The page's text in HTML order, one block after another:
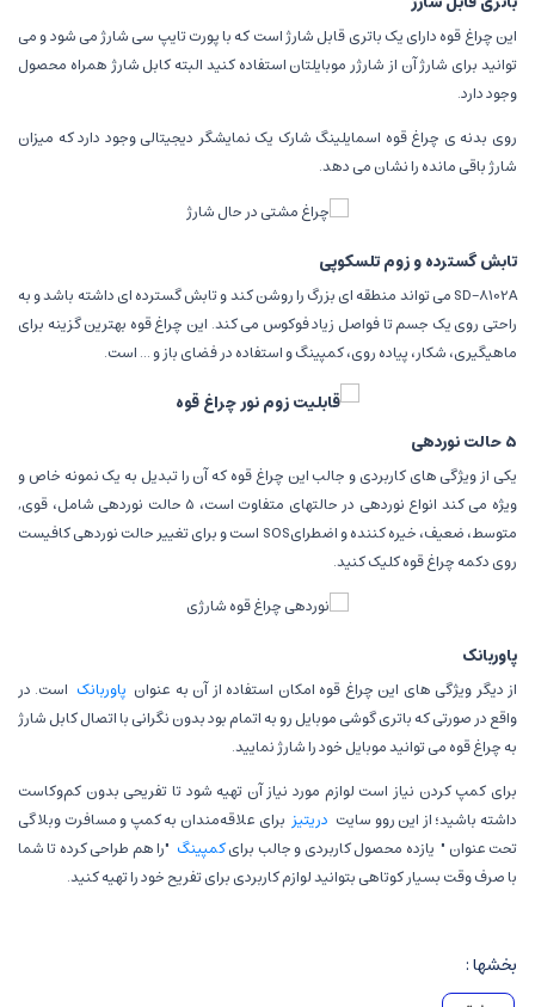
این چراغ قوه دارای یک باتری قابل شارژ است که با پورت تایپ سی شارژ می شود و می
توانید برای شارژ آن از شارژر موبایلتان استفاده کنید البته کابل شارژ همراه محصول
وجود دارد.
روی بدنه ی چراغ قوه اسمایلینگ شارک یک نمایشگر دیجیتالی وجود دارد که میزان
شارژ باقی مانده را نشان می دهد.
تابش گسترده و زوم تلسکوپی
SD-8102A می تواند منطقه ای بزرگ را روشن کند و تابش گسترده ای داشته باشد و به
راحتی روی یک جسم تا فواصل زیاد فوکوس می کند. این چراغ قوه بهترین گزینه برای
ماهیگیری، شکار، پیاده روی، کمپینگ و استفاده در فضای باز و ... است.
5 حالت نوردهی
یکی از ویژگی های کاربردی و جالب این چراغ قوه که آن را تبدیل به یک نمونه خاص و
ویژه می کند انواع نوردهی در حالتهای متفاوت است، 5 حالت نوردهی شامل، قوی,
متوسط، ضعیف، خیره کننده و اضطرایSOS است و برای تغییر حالت نوردهی کافیست
روی دکمه چراغ قوه کلیک کنید.
پاوربانک
از دیگر ویژگی های این چراغ قوه امکان استفاده از آن به عنوان پاوربانک است. در
واقع در صورتی که باتری گوشی موبایل رو به اتمام بود بدون نگرانی با اتصال کابل شارژ
به چراغ قوه می توانید موبایل خود را شارژ نمایید.
برای کمپ کردن نیاز است لوازم مورد نیاز آن تهیه شود تا تفریحی بدون کم‌وکاست
داشته باشید؛ از این روو سایت دریتیز برای علاقه‌مندان به کمپ و مسافرت وبلاگی
تحت عنوان " یازده محصول کاربردی و جالب برایکمپینگ "را هم طراحی کرده تا شما
با صرف وقت بسیار کوتاهی بتوانید لوازم کاربردی برای تفریح خود را تهیه کنید.
بخشها :